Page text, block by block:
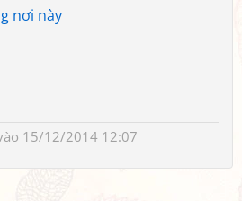
nơi này
15/12/2014 12:07